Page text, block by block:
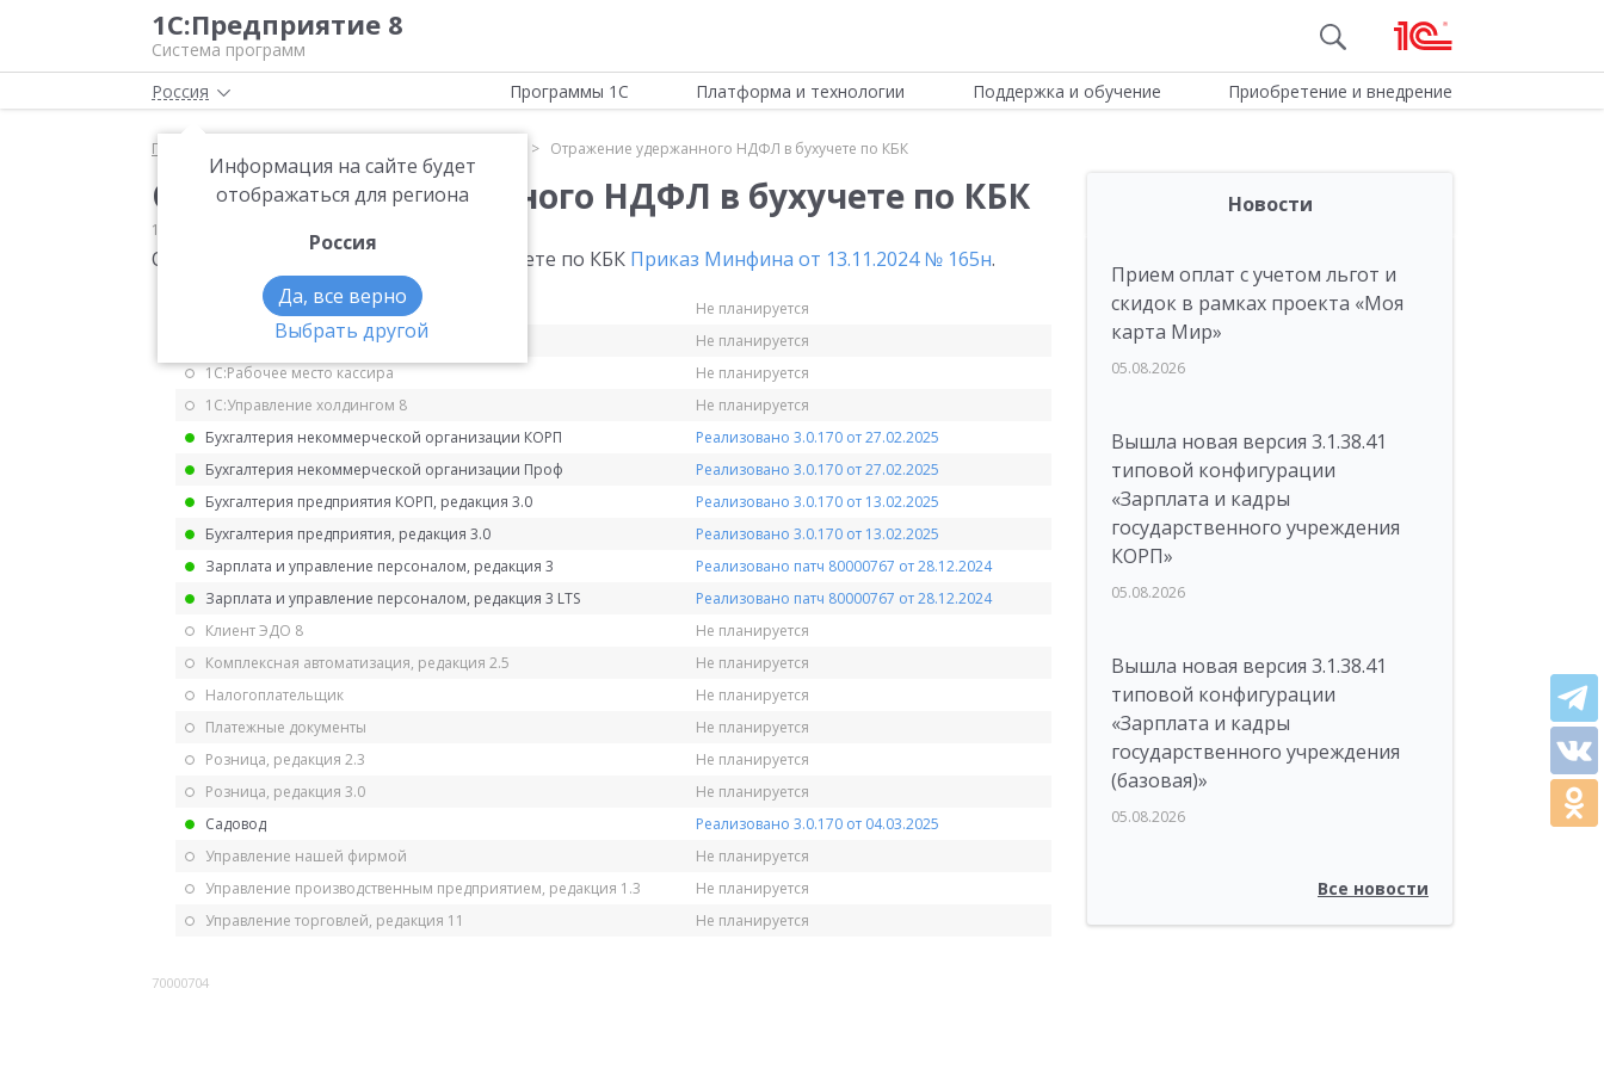
1С:Предприятие 8
Система программ
Россия
Информация на сайте будет
отображаться для региона
Россия
Да, все верно
Выбрать другой
Программы 1С Платформа и технологии Поддержка и обучение Приобретение и внедрение
Главная Отражение удержанного НДФЛ в бухучете по КБК
Отражение удержанного НДФЛ в бухучете по КБК
17.02.2025
Отражение удержанного НДФЛ в бухучете по КБК Приказ Минфина от 13.11.2024 № 165н.
1С:ERP Управление предприятием 2.5
Не планируется
1С:ERP. Управление холдингом
Не планируется
1С:Рабочее место кассира
Не планируется
1С:Управление холдингом 8
Не планируется
Бухгалтерия некоммерческой организации КОРП
Реализовано 3.0.170 от 27.02.2025
Бухгалтерия некоммерческой организации Проф
Реализовано 3.0.170 от 27.02.2025
Бухгалтерия предприятия КОРП, редакция 3.0
Реализовано 3.0.170 от 13.02.2025
Бухгалтерия предприятия, редакция 3.0
Реализовано 3.0.170 от 13.02.2025
Зарплата и управление персоналом, редакция 3
Реализовано патч 80000767 от 28.12.2024
Зарплата и управление персоналом, редакция 3 LTS
Реализовано патч 80000767 от 28.12.2024
Клиент ЭДО 8
Не планируется
Комплексная автоматизация, редакция 2.5
Не планируется
Налогоплательщик
Не планируется
Платежные документы
Не планируется
Розница, редакция 2.3
Не планируется
Розница, редакция 3.0
Не планируется
Садовод
Реализовано 3.0.170 от 04.03.2025
Управление нашей фирмой
Не планируется
Управление производственным предприятием, редакция 1.3
Не планируется
Управление торговлей, редакция 11
Не планируется
70000704
Новости
Прием оплат с учетом льгот и
скидок в рамках проекта «Моя
карта Мир»
05.08.2026
Вышла новая версия 3.1.38.41
типовой конфигурации
«Зарплата и кадры
государственного учреждения
КОРП»
05.08.2026
Вышла новая версия 3.1.38.41
типовой конфигурации
«Зарплата и кадры
государственного учреждения
(базовая)»
05.08.2026
Все новости